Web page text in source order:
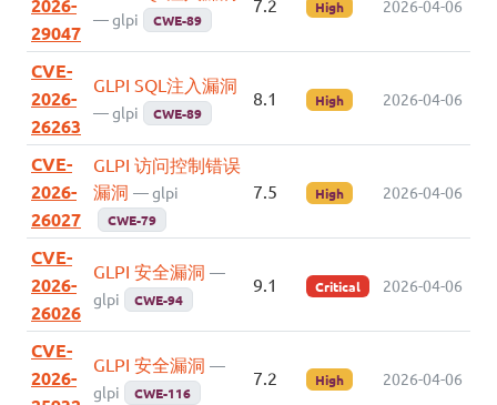
2026-
29047
— glpi CWE-89
7.2 High 2026-04-06
CVE-
2026-
26263
GLPI SQL注入漏洞
— glpi CWE-89
8.1 High 2026-04-06
CVE-
2026-
26027
GLPI 访问控制错误
漏洞 — glpi
CWE-79
7.5 High 2026-04-06
CVE-
2026-
26026
GLPI 安全漏洞 —
glpi
CWE-94
9.1 Critical 2026-04-06
CVE-
2026-
GLPI 安全漏洞 —
glpi
CWE-116
7.2 High 2026-04-06